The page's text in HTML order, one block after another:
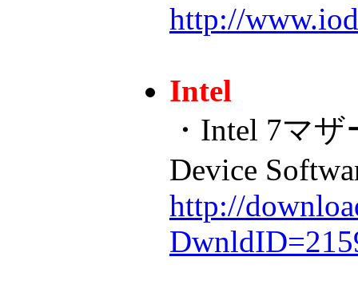
http://
Intel
・Intel 7マ
Device
http://